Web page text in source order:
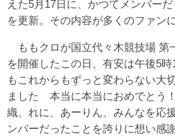
えた5月17日に、かつてメンバー
を更新。その内容が多くのファン
ももクロが国立代々木競技場 第
を開催したこの日、有安は午後5
もこれからもずっと変わらない大
ました 本当に本当におめでとう
織、れに、あーりん、みんなを応
ンバーだったことを誇りに想い感